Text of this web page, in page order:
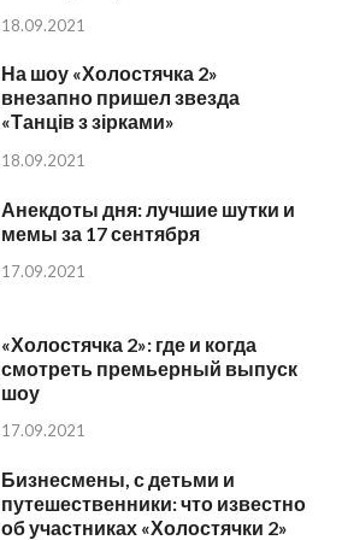
18.09.2021
На шоу «Холостячка 2»
внезапно пришел звезда
«Танців з зірками»
18.09.2021
Анекдоты дня: лучшие шутки и
мемы за 17 сентября
17.09.2021
«Холостячка 2»: где и когда
смотреть премьерный выпуск
шоу
17.09.2021
Бизнесмены, с детьми и
путешественники: что известно
об участниках «Холостячки 2»